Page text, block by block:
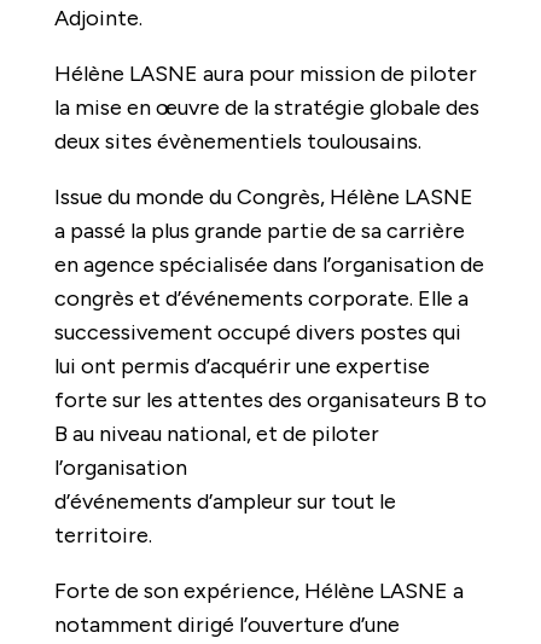
Adjointe.
Hélène LASNE aura pour mission de piloter
la mise en œuvre de la stratégie globale des
deux sites évènementiels toulousains.
Issue du monde du Congrès, Hélène LASNE
a passé la plus grande partie de sa carrière
en agence spécialisée dans l’organisation de
congrès et d’événements corporate. Elle a
successivement occupé divers postes qui
lui ont permis d’acquérir une expertise
forte sur les attentes des organisateurs B to
B au niveau national, et de piloter
l’organisation
d’événements d’ampleur sur tout le
territoire.
Forte de son expérience, Hélène LASNE a
notamment dirigé l’ouverture d’une